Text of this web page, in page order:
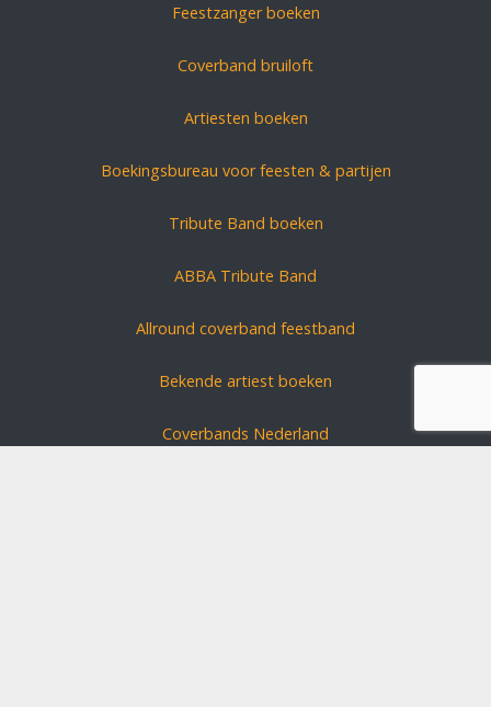
Feestzanger boeken
Coverband bruiloft
Artiesten boeken
Boekingsbureau voor feesten & partijen
Tribute Band boeken
ABBA Tribute Band
Allround coverband feestband
Bekende artiest boeken
Coverbands Nederland